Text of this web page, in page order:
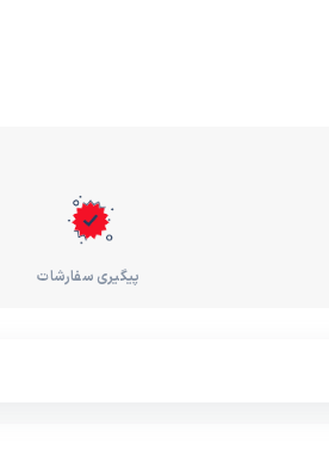
پیگیری سفارشات